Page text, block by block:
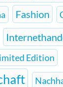
Fashion
Edition